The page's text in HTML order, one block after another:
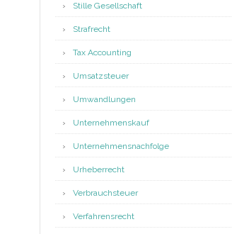
Stille Gesellschaft
Strafrecht
Tax Accounting
Umsatzsteuer
Umwandlungen
Unternehmenskauf
Unternehmensnachfolge
Urheberrecht
Verbrauchsteuer
Verfahrensrecht